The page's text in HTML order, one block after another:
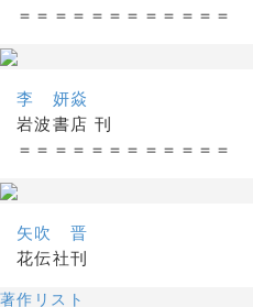
＝＝＝＝＝＝＝＝＝＝＝＝
李 妍焱
岩波書店 刊
＝＝＝＝＝＝＝＝＝＝＝＝
矢吹 晋
花伝社刊
著作リスト